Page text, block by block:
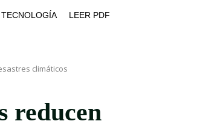
TECNOLOGÍA LEER PDF
climáticos
reducen